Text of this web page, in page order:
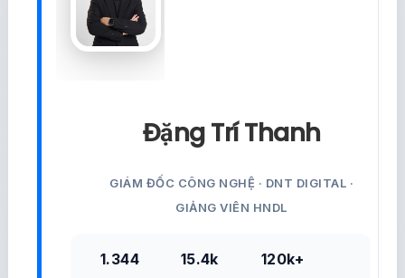
Đặng Trí Thanh
GIÁM ĐỐC CÔNG NGHỆ · DNT DIGITAL ·
GIẢNG VIÊN HNDL
1.344 15.4k 120k+